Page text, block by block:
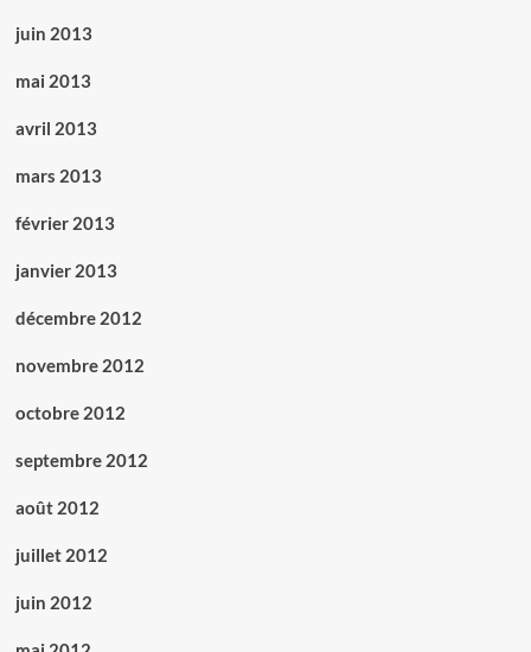
juin 2013
mai 2013
avril 2013
mars 2013
février 2013
janvier 2013
décembre 2012
novembre 2012
octobre 2012
septembre 2012
août 2012
juillet 2012
juin 2012